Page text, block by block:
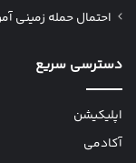
احتمال حمله زمینی
دسترسی سریع
اپلیکیشن
آکادمی